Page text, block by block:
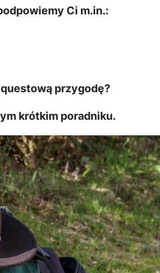
Ci m.in.:
przygodę?
krótkim poradniku.